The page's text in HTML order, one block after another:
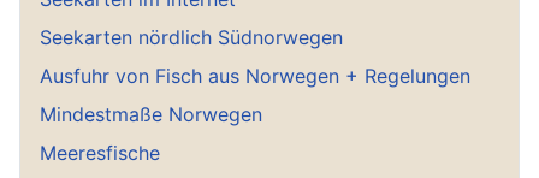
Seekarten nördlich Südnorwegen
Ausfuhr von Fisch aus Norwegen + Regelungen
Mindestmaße Norwegen
Meeresfische